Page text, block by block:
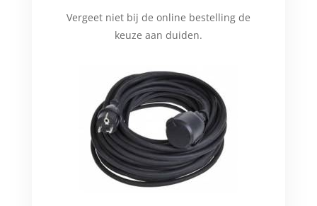
Vergeet niet bij de online bestelling de
keuze aan duiden.